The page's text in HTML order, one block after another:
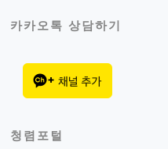
카카오톡 상담하기
청렴포털